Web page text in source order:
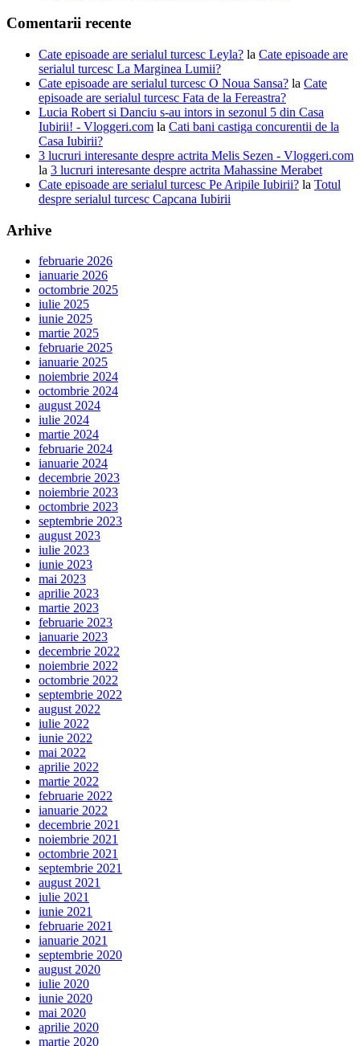
Comentarii recente
Cate episoade are serialul turcesc Leyla? la Cate episoade are
serialul turcesc La Marginea Lumii?
Cate episoade are serialul turcesc O Noua Sansa? la Cate
episoade are serialul turcesc Fata de la Fereastra?
Lucia Robert si Danciu s-au intors in sezonul 5 din Casa
Iubirii! - Vloggeri.com la Cati bani castiga concurentii de la
Casa Iubirii?
3 lucruri interesante despre actrita Melis Sezen - Vloggeri.com
la 3 lucruri interesante despre actrita Mahassine Merabet
Cate episoade are serialul turcesc Pe Aripile Iubirii? la Totul
despre serialul turcesc Capcana Iubirii
Arhive
februarie 2026
ianuarie 2026
octombrie 2025
iulie 2025
iunie 2025
martie 2025
februarie 2025
ianuarie 2025
noiembrie 2024
octombrie 2024
august 2024
iulie 2024
martie 2024
februarie 2024
ianuarie 2024
decembrie 2023
noiembrie 2023
octombrie 2023
septembrie 2023
august 2023
iulie 2023
iunie 2023
mai 2023
aprilie 2023
martie 2023
februarie 2023
ianuarie 2023
decembrie 2022
noiembrie 2022
octombrie 2022
septembrie 2022
august 2022
iulie 2022
iunie 2022
mai 2022
aprilie 2022
martie 2022
februarie 2022
ianuarie 2022
decembrie 2021
noiembrie 2021
octombrie 2021
septembrie 2021
august 2021
iulie 2021
iunie 2021
februarie 2021
ianuarie 2021
septembrie 2020
august 2020
iulie 2020
iunie 2020
mai 2020
aprilie 2020
martie 2020